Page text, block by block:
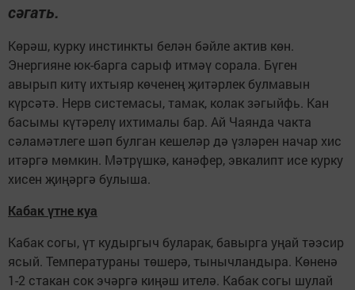
сәгать.
Көрәш, курку инстинкты белән бәйле актив көн.
Энергияне юк-барга сарыф итмәү сорала. Бүген
авырып китү ихтыяр көченең җитәрлек булмавын
күрсәтә. Нерв системасы, тамак, колак зәгыйфь. Кан
басымы күтәрелү ихтималы бар. Ай Чаянда чакта
сәламәтлеге шәп булган кешеләр дә үзләрен начар хис
итәргә мөмкин. Мәтрүшкә, канәфер, эвкалипт исе курку
хисен җиңәргә булыша.
Кабак үтне куа
Кабак согы, үт кудыргыч буларак, бавырга уңай тәэсир
ясый. Температураны төшерә, тынычландыра. Көненә
1-2 стакан сок эчәргә киңәш ителә. Кабак согы шулай